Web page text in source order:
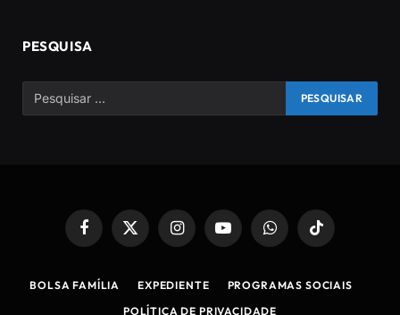
PESQUISA
Facebook
X
(Twitter)
InstagramYouTubeWhatsAppTikTok
BOLSA FAMÍLIA EXPEDIENTE
PROGRAMAS SOCIAIS
POLÍTICA DE PRIVACIDADE